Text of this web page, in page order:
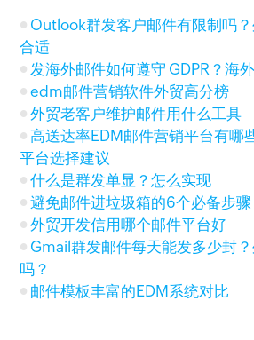
Outlook群发客户邮件有限制吗
合适
发海外邮件如何遵守 GDPR？海
edm邮件营销软件外贸高分榜
外贸老客户维护邮件用什么工具
高送达率EDM邮件营销平台有哪
平台选择建议
什么是群发单显？怎么实现
避免邮件进垃圾箱的6个必备步骤
外贸开发信用哪个邮件平台好
Gmail群发邮件每天能发多少封
吗？
邮件模板丰富的EDM系统对比